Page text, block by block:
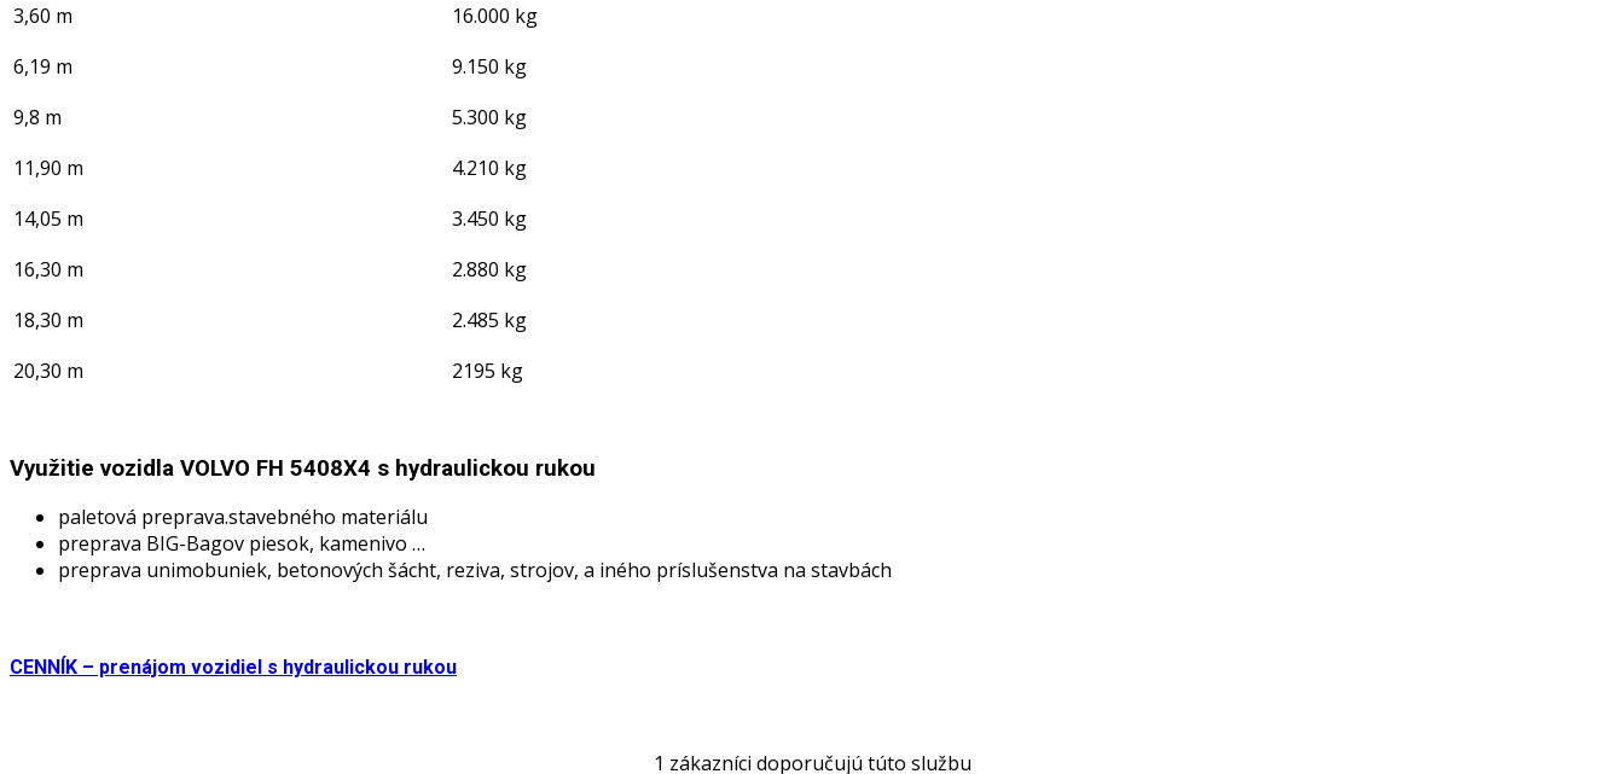
3,60 m
16.000 kg
6,19 m
9.150 kg
9,8 m
5.300 kg
11,90 m
4.210 kg
14,05 m
3.450 kg
16,30 m
2.880 kg
18,30 m
2.485 kg
20,30 m
2195 kg
Využitie vozidla VOLVO FH 5408X4 s hydraulickou rukou
paletová preprava.stavebného materiálu
preprava BIG-Bagov piesok, kamenivo …
preprava unimobuniek, betonových šácht, reziva, strojov, a iného príslušenstva na stavbách
CENNÍK – prenájom vozidiel s hydraulickou rukou
1 zákazníci doporučujú túto službu